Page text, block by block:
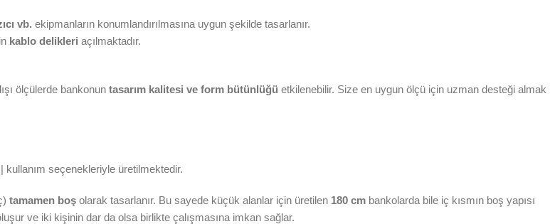
vb. ekipmanların konumlandırılmasına uygun şekilde tasarlanır.
kablo delikleri açılmaktadır.
ölçülerde bankonun tasarım kalitesi ve form bütünlüğü etkilenebilir. Size en uygun ölçü için uzman desteği almak
seçenekleriyle üretilmektedir.
tamamen boş olarak tasarlanır. Bu sayede küçük alanlar için üretilen 180 cm bankolarda bile iç kısmın boş yapısı
ve iki kişinin dar da olsa birlikte çalışmasına imkan sağlar.